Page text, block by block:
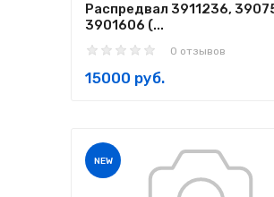
Распредвал 3911236,
3901606 (...
0 отзывов
15000 руб.
NEW